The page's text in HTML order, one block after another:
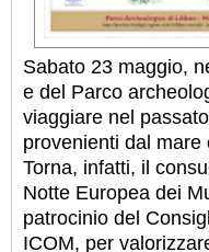
Sabato 23 maggio,
e del Parco
viaggiare nel
provenienti dal mare
Torna, infatti, il
Notte Europea dei
patrocinio del
ICOM, per